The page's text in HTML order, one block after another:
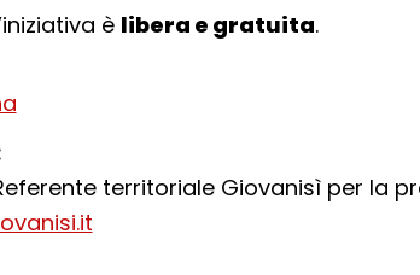
è libera e gratuita.
territoriale Giovanisì per la